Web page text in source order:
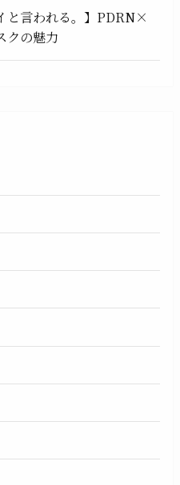
と言われる。】PDRN×
クの魅力